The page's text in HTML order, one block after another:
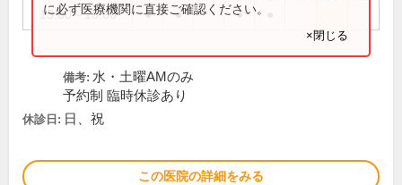
15:00～18:00 ● ● ●
に必ず医療機関に直接ご確認ください。
×閉じる
備考: 水・土曜AMのみ
予約制 臨時休診あり
休診日: 日、祝
この医院の詳細をみる